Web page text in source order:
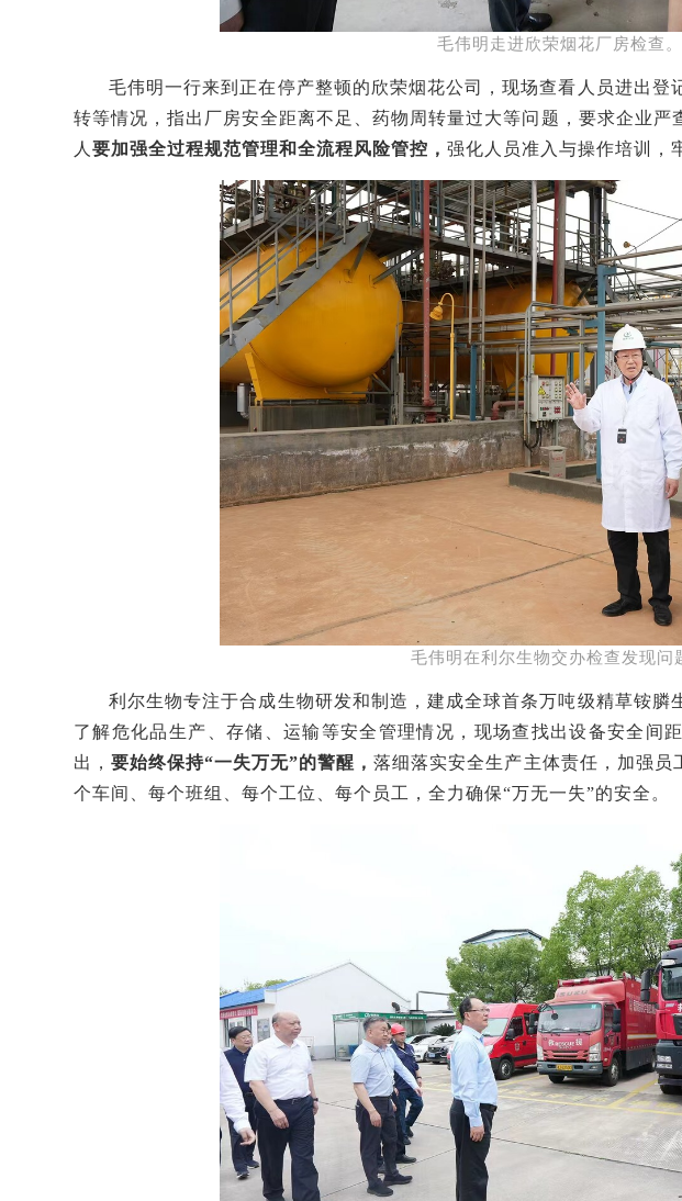
毛伟明走进欣荣烟花厂房检查。
毛伟明一行来到 正在停产整顿的欣荣烟花公司 ，现场查看人员进出登
转等情况，指出厂房安全距离不足、药物周转量过大等问题，要求企业严
人 要加强全过程规范管理和全流程风险管控 ， 强化人员准入与操作培训，
毛伟明在利尔生物交办检查发现问
利尔生物专注于合成生物研发和制造，建成全球首条万吨级精草铵膦
了解危化品生产、存储、运输等安全管理情况，现场查找出设备安全间
出，要始终保持“一失万无”的警醒，落细落实安全生产主体责任， 加强员
个车间、每个班组、每个工位、每个员工，全力确保“万无一失”的安全。